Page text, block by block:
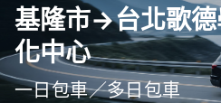
基隆市→台北歌
化中心
一日包車／多日包車